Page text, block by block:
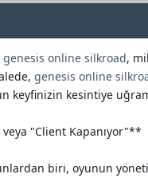
genesis online silkroad,
genesis online
keyfinizin kesintiye
"Client Kapanıyor"**
biri, oyunun